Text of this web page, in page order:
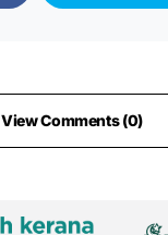
View Comments (0)